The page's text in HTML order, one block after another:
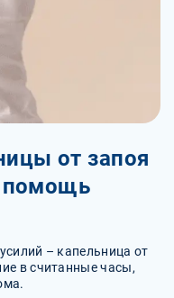
от запоя
помощь
– капельница от
в считанные часы,